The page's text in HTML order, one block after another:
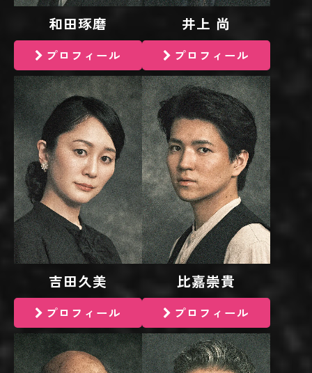
和田琢磨
プロフィール
井上 尚
プロフィール
吉田久美
プロフィール
比嘉崇貴
プロフィール